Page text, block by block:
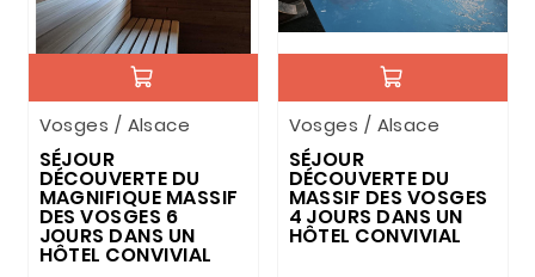
Vosges / Alsace
SÉJOUR
DÉCOUVERTE DU
MAGNIFIQUE MASSIF
DES VOSGES 6
JOURS DANS UN
HÔTEL CONVIVIAL
Vosges / Alsace
SÉJOUR
DÉCOUVERTE DU
MASSIF DES VOSGES
4 JOURS DANS UN
HÔTEL CONVIVIAL